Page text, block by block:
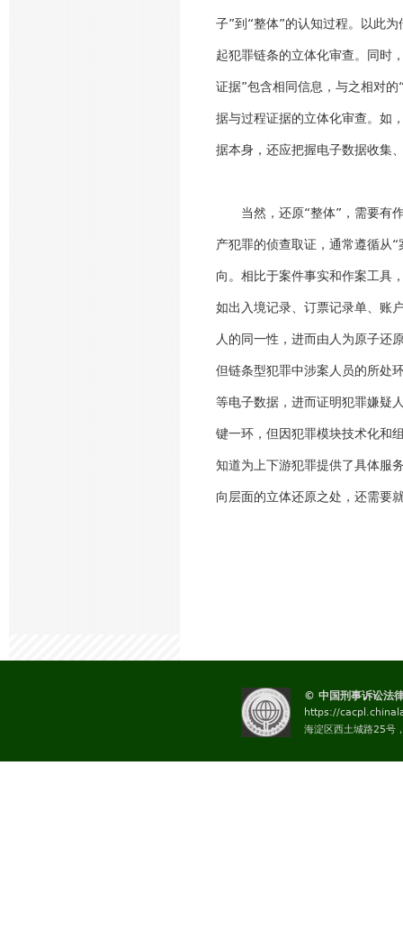
子”到“整体”的认知过程。以此
起犯罪链条的立体化审查。同时
证据”包含相同信息，与之相对
据与过程证据的立体化审查。如
据本身，还应把握电子数据收集
当然，还原“整体”，需要有
产犯罪的侦查取证，通常遵循从
向。相比于案件事实和作案工具
如出入境记录、订票记录单、账
人的同一性，进而由人为原子还
但链条型犯罪中涉案人员的所处
等电子数据，进而证明犯罪嫌疑
键一环，但因犯罪模块技术化和
知道为上下游犯罪提供了具体服
向层面的立体还原之处，还需要
© 中国刑事诉讼法
https://
海淀区西土城路25号